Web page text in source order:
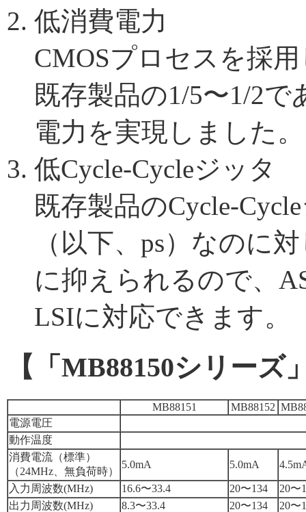
低消費電力
CMOSプロセスを採
既存製品の1/5〜1/2で
電力を実現しました。
低Cycle-Cycleジッタ
既存製品のCycle-
（以下、ps）なのに
に抑えられるので、
LSIに対応できます。
【「MB88150シリーズ
MB88151 MB88152
電源電圧
動作温度
消費電流（標準）
（24MHz、無負荷時）
5.0mA 5.0mA
入力周波数(MHz) 16.6〜33.4 20〜134
20〜
出力周波数(MHz)
8.3〜33.4 20〜134
20〜